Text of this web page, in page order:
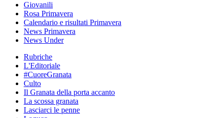
Giovanili
Rosa Primavera
Calendario e risultati Primavera
News Primavera
News Under
Rubriche
L'Editoriale
#CuoreGranata
Culto
Il Granata della porta accanto
La scossa granata
Lasciarci le penne